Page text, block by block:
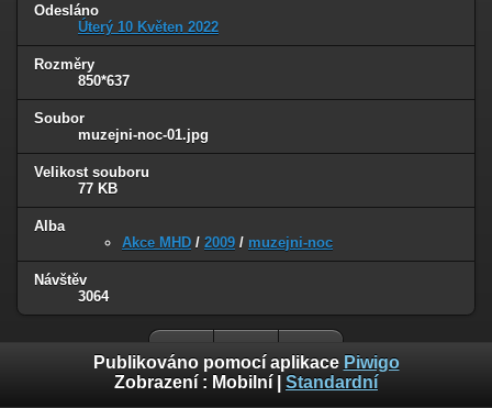
Odesláno
Úterý 10 Květen 2022
Rozměry
850*637
Soubor
muzejni-noc-01.jpg
Velikost souboru
77 KB
Alba
Akce MHD / 2009 / muzejni-noc
Návštěv
3064
Publikováno pomocí aplikace Piwigo
Zobrazení : Mobilní Standardní